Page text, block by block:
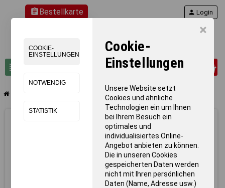
×
COOKIE-
EINSTELLUNGEN
NOTWENDIG
STATISTIK
Cookie-
Einstellungen
Unsere Website setzt
Cookies und ähnliche
Technologien ein um Ihnen
bei Ihrem Besuch ein
optimales und
individualisiertes Online-
Angebot anbieten zu können.
Die in unseren Cookies
gespeicherten Daten werden
nicht mit Ihren persönlichen
Daten (Name, Adresse usw.)
assignmentBestellkarte
view_headline search
person Login
Sprungkasten Zubehörchevron_right